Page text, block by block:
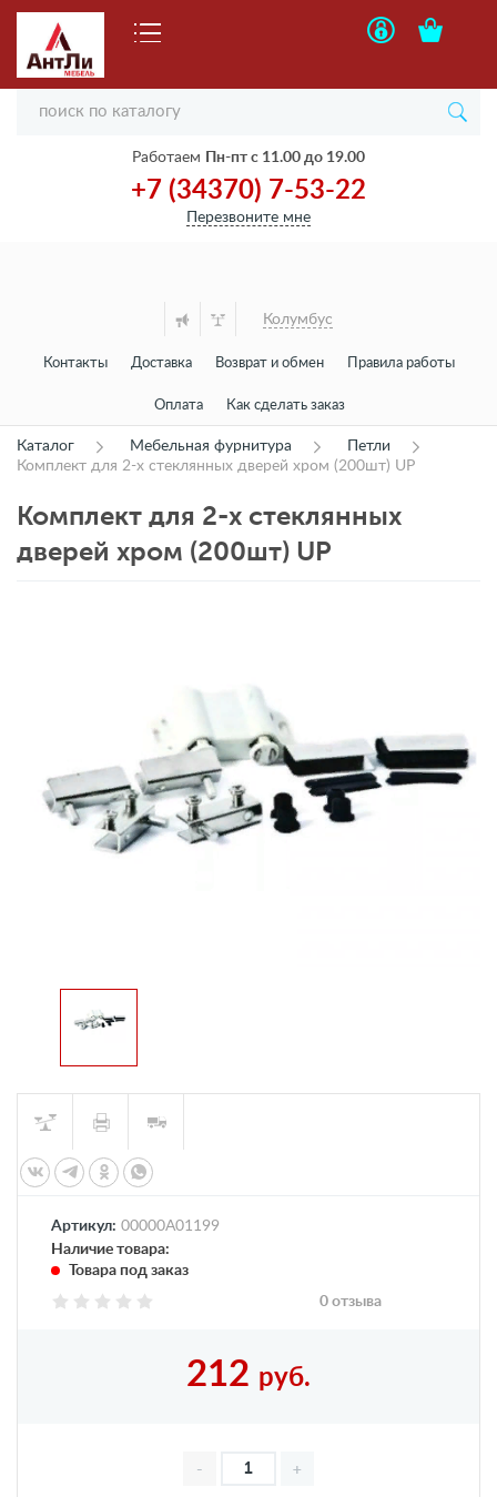
Работаем Пн-пт с 11.00 до 19.00
+7 (34370) 7-53-22
Перезвоните мне
Колумбус
Контакты Доставка Возврат и обмен Правила работы
Оплата Как сделать заказ
Каталог Мебельная фурнитура
Петли
Комплект для 2-х стеклянных дверей хром (200шт) UP
Комплект для 2-х стеклянных
дверей хром (200шт) UP
Артикул: 00000А01199
Наличие товара:
Товара под заказ
0 отзыва
212 руб.